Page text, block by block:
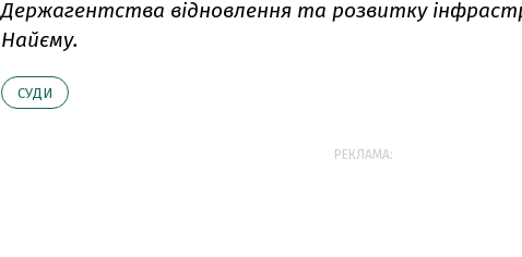
Держагентства відновлення та розвитку
Найєму.
СУДИ
РЕКЛАМА: